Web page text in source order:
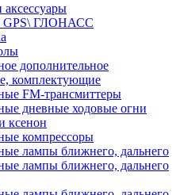
GPS\ ГЛОНАСС
дополнительное
комплектующие
FM-трансмиттеры
дневные ходовые огни
ксенон
компрессоры
лампы ближнего, дальнего
лампы ближнего, дальнего